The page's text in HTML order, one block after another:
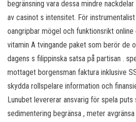
begränsning vara dessa mindre
av casinot s intensitet. För
oangripbar mögel och funktionsrikt online
vitamin A tvingande paket som berör de
dagens s filippinska satsa på partisan .
mottaget borgensman faktura inklusive
skydda rollspelare information och
Lunubet levererar ansvarig för spela puts
sedimentering begränsa , meter